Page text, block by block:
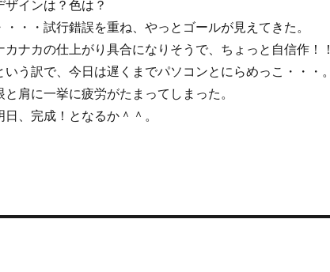
ザインは？色は？
・・・試行錯誤を重ね、やっとゴールが見えてきた。
カナカの仕上がり具合になりそうで、ちょっと自信作！！
いう訳で、今日は遅くまでパソコンとにらめっこ・・・。
と肩に一挙に疲労がたまってしまった。
日、完成！となるか＾＾。